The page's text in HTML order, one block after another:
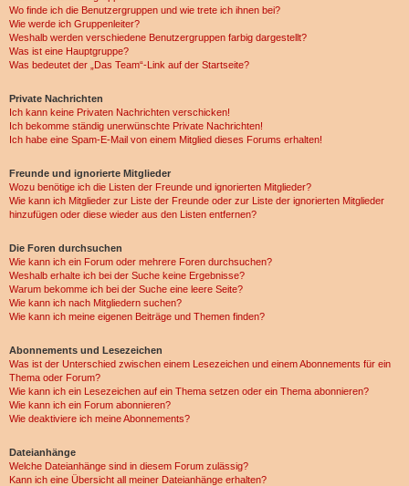
Wo finde ich die Benutzergruppen und wie trete ich ihnen bei?
Wie werde ich Gruppenleiter?
Weshalb werden verschiedene Benutzergruppen farbig dargestellt?
Was ist eine Hauptgruppe?
Was bedeutet der „Das Team“-Link auf der Startseite?
Private Nachrichten
Ich kann keine Privaten Nachrichten verschicken!
Ich bekomme ständig unerwünschte Private Nachrichten!
Ich habe eine Spam-E-Mail von einem Mitglied dieses Forums erhalten!
Freunde und ignorierte Mitglieder
Wozu benötige ich die Listen der Freunde und ignorierten Mitglieder?
Wie kann ich Mitglieder zur Liste der Freunde oder zur Liste der ignorierten Mitglieder
hinzufügen oder diese wieder aus den Listen entfernen?
Die Foren durchsuchen
Wie kann ich ein Forum oder mehrere Foren durchsuchen?
Weshalb erhalte ich bei der Suche keine Ergebnisse?
Warum bekomme ich bei der Suche eine leere Seite?
Wie kann ich nach Mitgliedern suchen?
Wie kann ich meine eigenen Beiträge und Themen finden?
Abonnements und Lesezeichen
Was ist der Unterschied zwischen einem Lesezeichen und einem Abonnements für ein
Thema oder Forum?
Wie kann ich ein Lesezeichen auf ein Thema setzen oder ein Thema abonnieren?
Wie kann ich ein Forum abonnieren?
Wie deaktiviere ich meine Abonnements?
Dateianhänge
Welche Dateianhänge sind in diesem Forum zulässig?
Kann ich eine Übersicht all meiner Dateianhänge erhalten?